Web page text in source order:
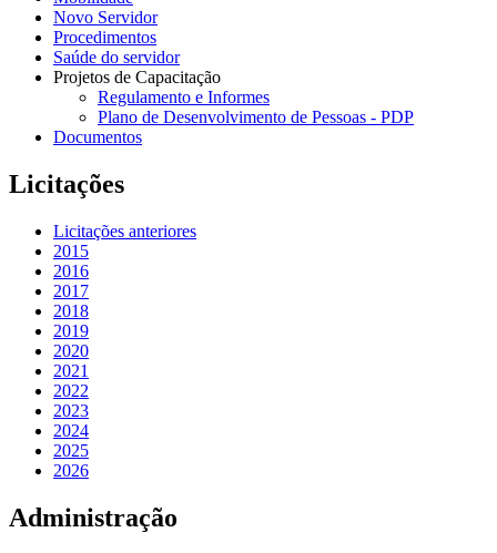
Novo Servidor
Procedimentos
Saúde do servidor
Projetos de Capacitação
Regulamento e Informes
Plano de Desenvolvimento de Pessoas - PDP
Documentos
Licitações
Licitações anteriores
2015
2016
2017
2018
2019
2020
2021
2022
2023
2024
2025
2026
Administração